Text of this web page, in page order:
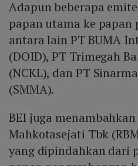
Adapun beberapa
papan utama ke papan
antara lain PT BUMA
(DOID), PT Trimegah
(NCKL), dan PT
(SMMA).
BEI juga
Mahkotasejati Tbk
yang dipindahkan dari